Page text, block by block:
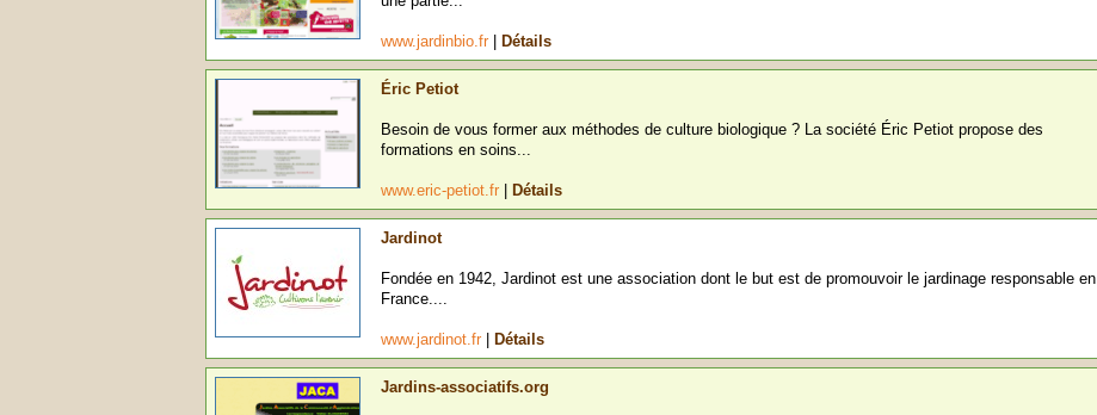
www.jardinbio.fr Détails
Éric Petiot
Besoin de vous former aux méthodes de culture biologique ? La société Éric Petiot propose des
formations en soins...
www.eric-petiot.fr Détails
Jardinot
Fondée en 1942, Jardinot est une association dont le but est de promouvoir le jardinage responsable en
France....
www.jardinot.fr Détails
Jardins-associatifs.org